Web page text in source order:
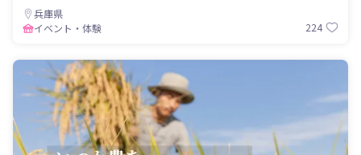
兵庫県
イベント・体験
224